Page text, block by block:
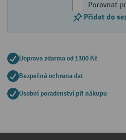
Porovnat
Přidat do
Doprava zdarma od 1300 Kč
Bezpečná ochrana dat
Osobní poradenství při nákupu